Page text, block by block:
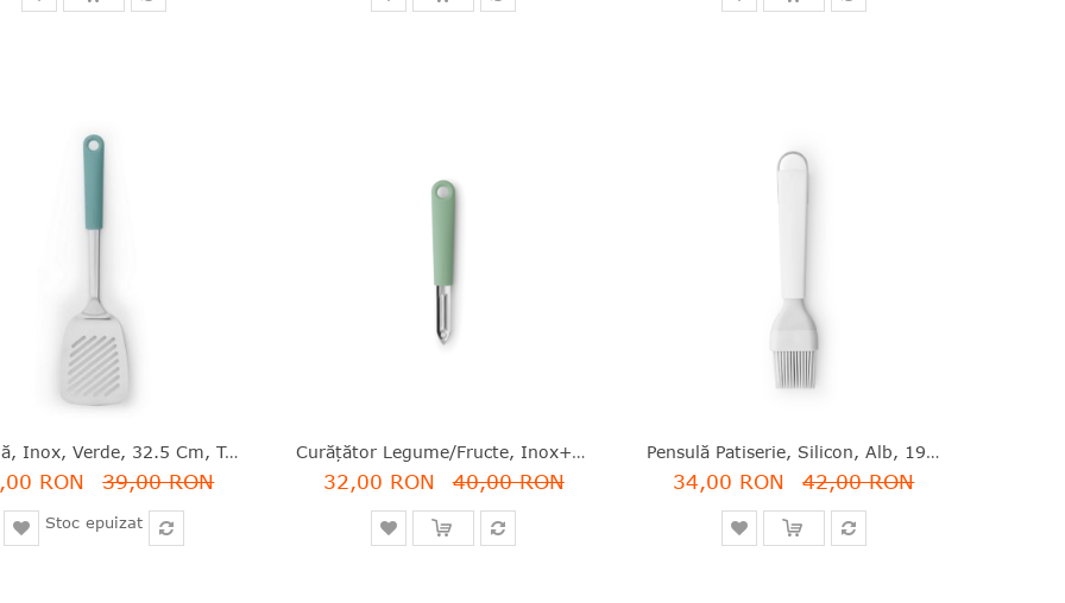
Spatulă, Inox, Verde, 32.5 Cm, Tasty Colours, Brabantia - 8710755107986
RON 39,00 RON
Stoc epuizat
Curățător Legume/fructe, Inox+plastic, Verde Jad, 2.6x1.5x17.6 Cm, Tasty+, Brabantia - 8710755122941
32,00 RON 40,00 RON
Pensulă Patiserie, Silicon, Alb, 19.7x1.5 Cm, Essential Line, Brabantia - 8710755400384
34,00 RON 42,00 RON